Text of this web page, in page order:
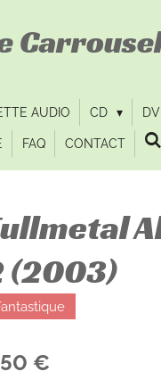
AUDIO CD
FAQ CONTACT
(2003)
€